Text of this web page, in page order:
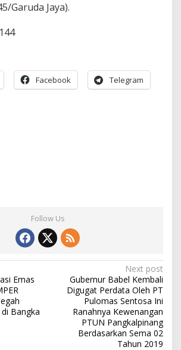
Garuda Jaya).
144
Facebook Telegram
Follow Us
Emas
Bangka
Next post
Gubernur Babel Kembali
Digugat Perdata Oleh PT
Pulomas Sentosa Ini
Ranahnya Kewenangan
PTUN Pangkalpinang
Berdasarkan Sema 02
Tahun 2019